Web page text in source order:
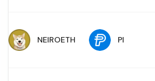
NEIROETH PI